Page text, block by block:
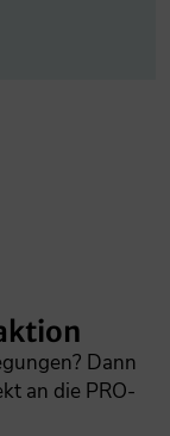
Dann
an die PRO-